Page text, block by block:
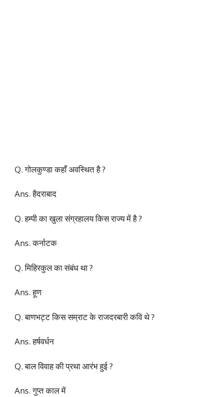
Q. गोलकुण्डा कहाँ अवस्थित है ?
Ans. हैदराबाद
Q. हम्पी का खुला संग्रहालय किस राज्य में है ?
Ans. कर्नाटक
Q. मिहिरकुल का संबंध था ?
Ans. हूण
Q. बाणभट्ट किस सम्राट के राजदरबारी कवि थे ?
Ans. हर्षवर्धन
Q. बाल विवाह की प्रथा आरंभ हुई ?
Ans. गुप्त काल में